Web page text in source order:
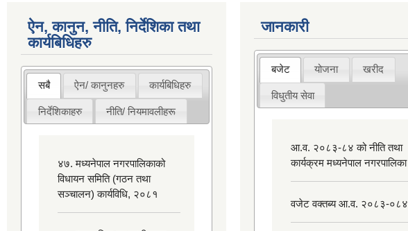
ऐन, कानुन, नीति, निर्देशिका तथा
कार्यबिधिहरु
सबै ऐन/ कानुनहरु कार्यबिधिहरु
निर्देशिकाहरु नीति/ नियमावलीहरू
४७. मध्यनेपाल नगरपालिकाको
विधायन समिति (गठन तथा
सञ्चालन) कार्यविधि, २०८१
जानकारी
बजेट योजना खरीद
विधुतीय सेवा
आ.व. २०८३-८४ को नीति तथा
कार्यक्रम मध्यनेपाल नगरपालिका
वजेट वक्तब्य आ.व. २०८३-०८४